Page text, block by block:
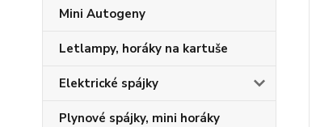
Mini Autogeny
Letlampy, horáky na kartuše
Elektrické spájky
Plynové spájky, mini horáky